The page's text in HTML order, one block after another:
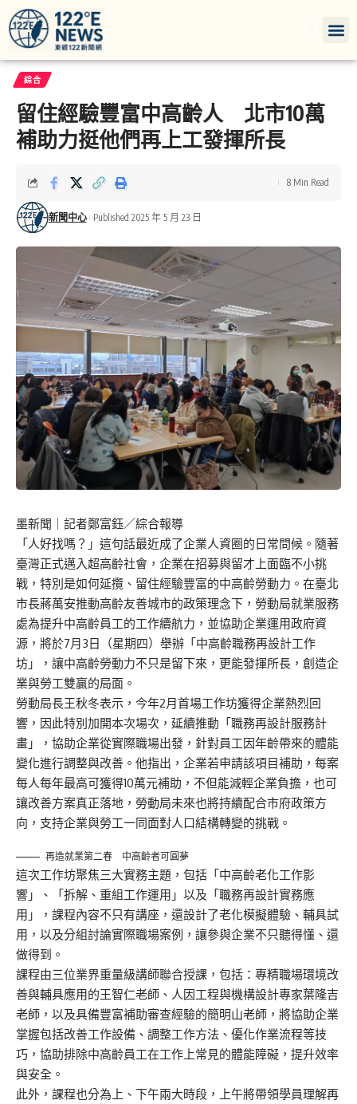
綜合
留住經驗豐富中高齡人 北市10萬
補助力挺他們再上工發揮所長
新聞中心 Published 2025 年 5 月 23 日
8 Min Read
墨新聞 ｜記者鄭富鈺／綜合報導
「人好找嗎？」這句話最近成了企業人資圈的日常問候。隨著
臺灣正式邁入超高齡社會，企業在招募與留才上面臨不小挑
戰，特別是如何延攬、留住經驗豐富的中高齡勞動力。在臺北
市長蔣萬安推動高齡友善城市的政策理念下，勞動局就業服務
處為提升中高齡員工的工作續航力，並協助企業運用政府資
源，將於7月3日（星期四）舉辦「中高齡職務再設計工作
坊」，讓中高齡勞動力不只是留下來，更能發揮所長，創造企
業與勞工雙贏的局面。
勞動局長王秋冬表示，今年2月首場工作坊獲得企業熱烈回
響，因此特別加開本次場次，延續推動「職務再設計服務計
畫」，協助企業從實際職場出發，針對員工因年齡帶來的體能
變化進行調整與改善。他指出，企業若申請該項目補助，每案
每人每年最高可獲得10萬元補助，不但能減輕企業負擔，也可
讓改善方案真正落地，勞動局未來也將持續配合市府政策方
向，支持企業與勞工一同面對人口結構轉變的挑戰。
再造就業第二春 中高齡者可圓夢
這次工作坊聚焦三大實務主題，包括「中高齡老化工作影
響」、「拆解、重組工作運用」以及「職務再設計實務應
用」，課程內容不只有講座，還設計了老化模擬體驗、輔具試
用，以及分組討論實際職場案例，讓參與企業不只聽得懂、還
做得到。
課程由三位業界重量級講師聯合授課，包括：專精職場環境改
善與輔具應用的王智仁老師、人因工程與機構設計專家葉隆吉
老師，以及具備豐富補助審查經驗的簡明山老師，將協助企業
掌握包括改善工作設備、調整工作方法、優化作業流程等技
巧，協助排除中高齡員工在工作上常見的體能障礙，提升效率
與安全。
此外，課程也分為上、下午兩大時段，上午將帶領學員理解再